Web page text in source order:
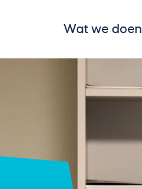
Wat we doen